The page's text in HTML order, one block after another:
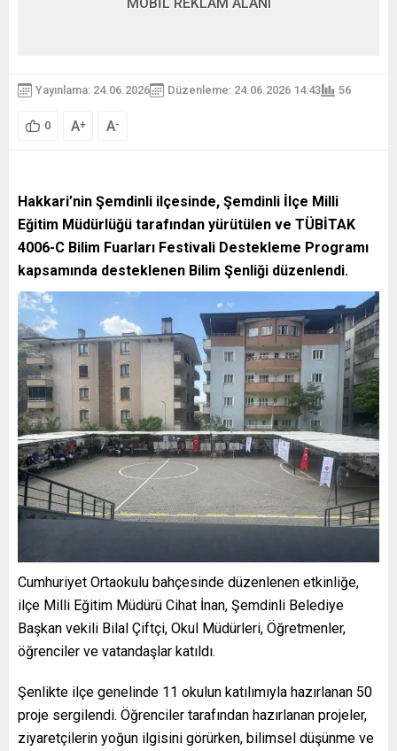
Yayınlama: 24.06.2026 Düzenleme: 24.06.2026 14:43 56
0 A+ A-
Hakkari’nin Şemdinli ilçesinde, Şemdinli İlçe Milli
Eğitim Müdürlüğü tarafından yürütülen ve TÜBİTAK
4006-C Bilim Fuarları Festivali Destekleme Programı
kapsamında desteklenen Bilim Şenliği düzenlendi.
Cumhuriyet Ortaokulu bahçesinde düzenlenen etkinliğe,
ilçe Milli Eğitim Müdürü Cihat İnan, Şemdinli Belediye
Başkan vekili Bilal Çiftçi, Okul Müdürleri, Öğretmenler,
öğrenciler ve vatandaşlar katıldı.
Şenlikte ilçe genelinde 11 okulun katılımıyla hazırlanan 50
proje sergilendi. Öğrenciler tarafından hazırlanan projeler,
ziyaretçilerin yoğun ilgisini görürken, bilimsel düşünme ve